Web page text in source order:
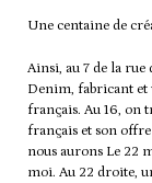
Une centaine de
Ainsi, au 7 de la rue
Denim, fabricant et
français. Au 16, on
français et son
nous aurons Le 22
moi. Au 22 droite,